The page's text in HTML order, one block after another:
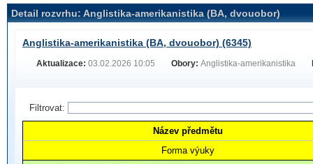
Detail rozvrhu: Anglistika-amerikanistika (BA, dvouobor)
Anglistika-amerikanistika (BA, dvouobor) (6345)
Aktualizace: 03.02.2026 10:05 Obory: Anglistika-amerikanistika
Filtrovat:
Název předmětu
Forma výuky